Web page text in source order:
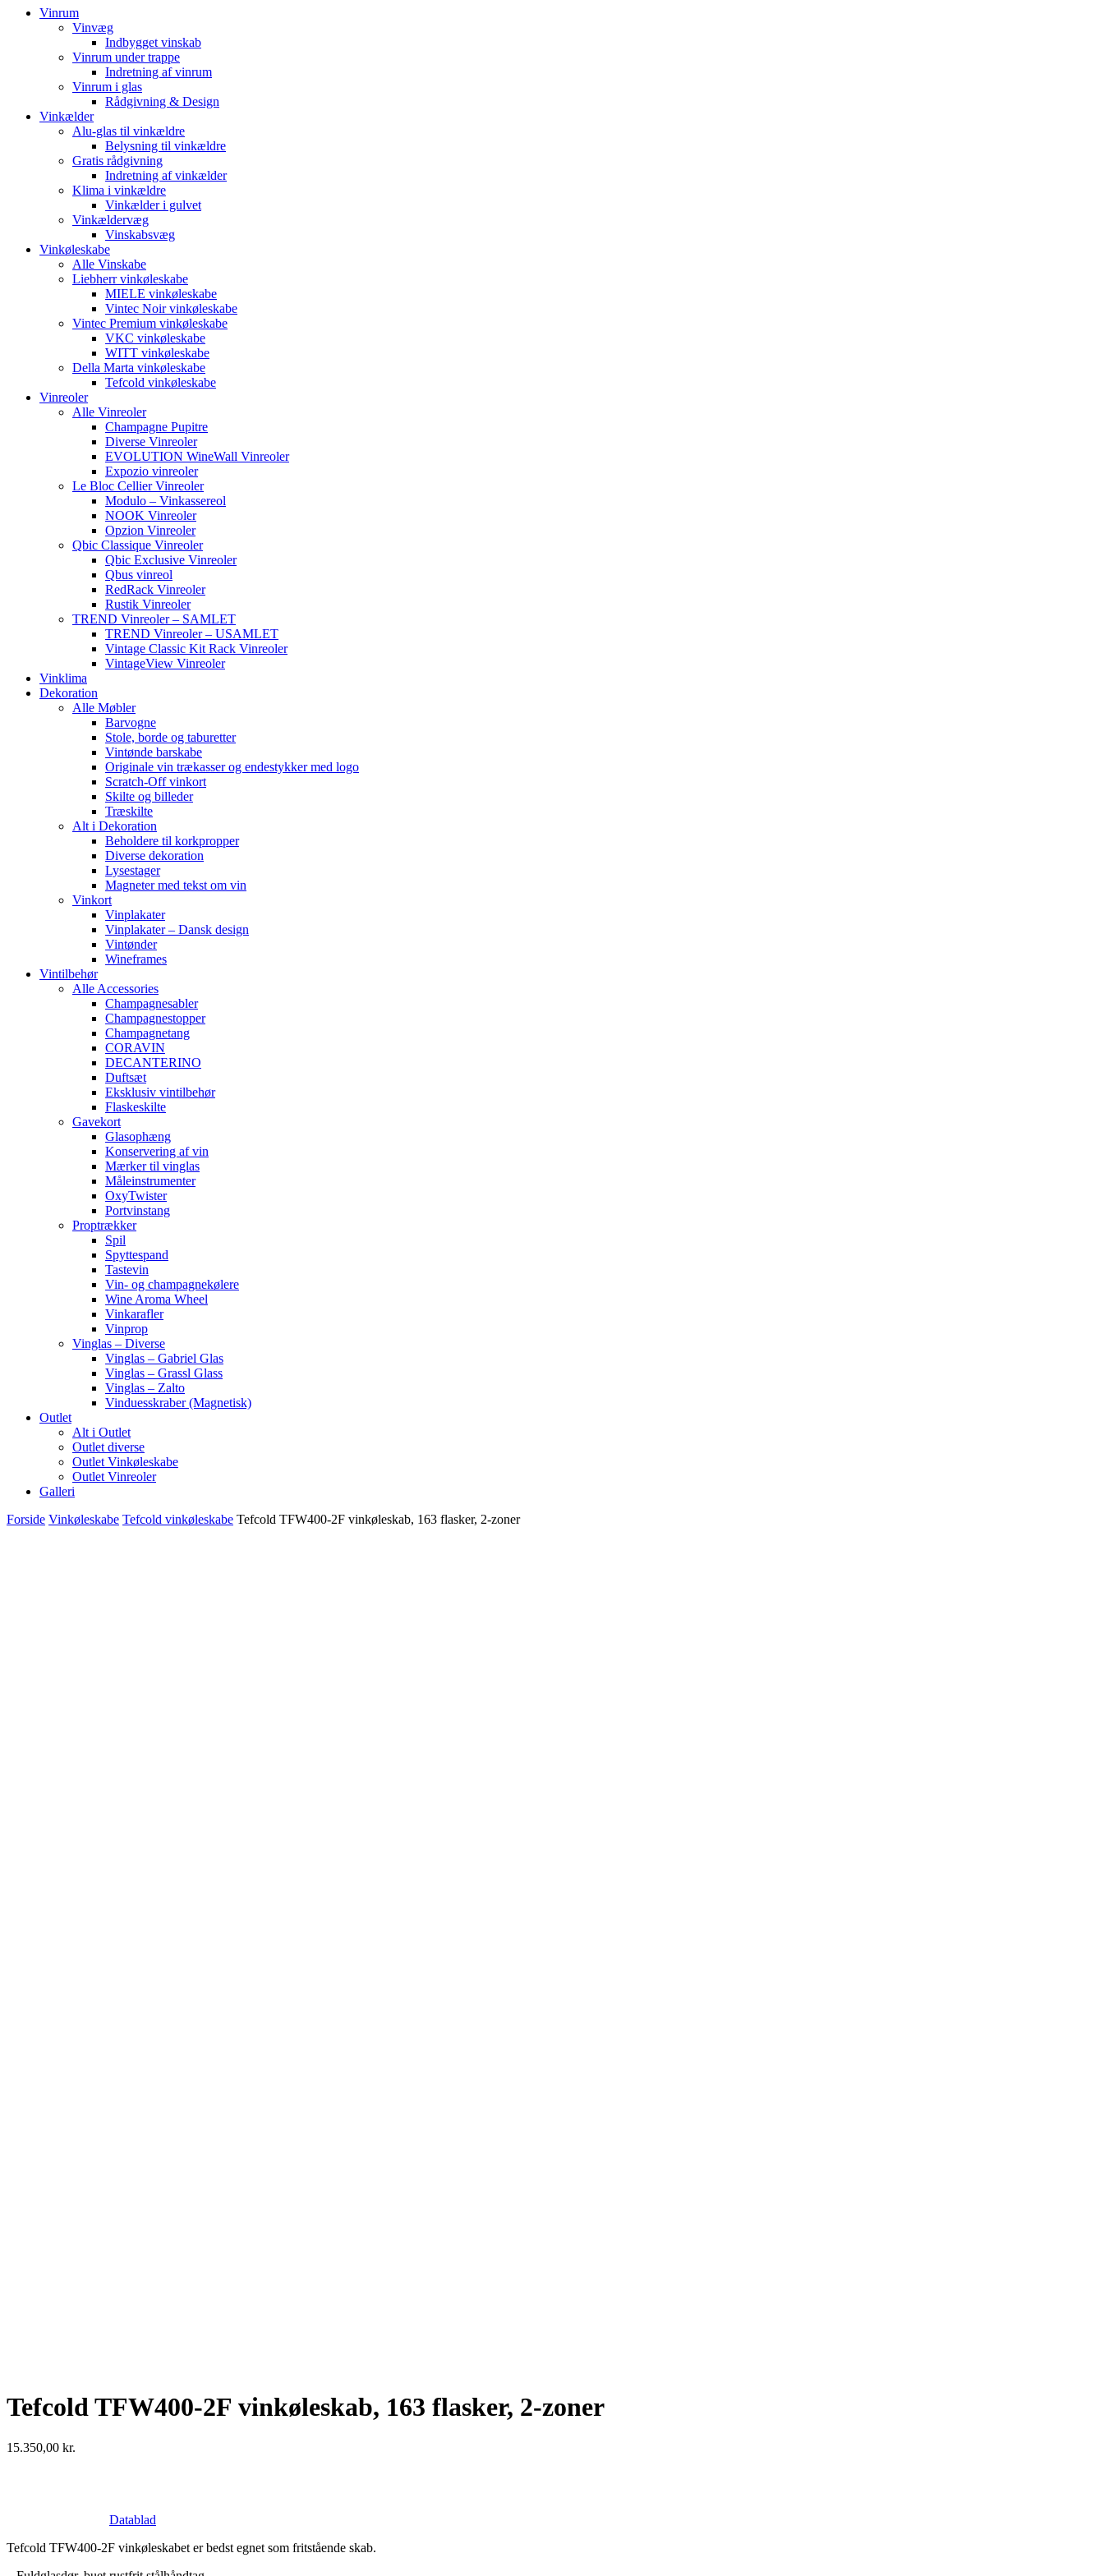
Vinrum
Vinvæg
Indbygget vinskab
Vinrum under trappe
Indretning af vinrum
Vinrum i glas
Rådgivning & Design
Vinkælder
Alu-glas til vinkældre
Belysning til vinkældre
Gratis rådgivning
Indretning af vinkælder
Klima i vinkældre
Vinkælder i gulvet
Vinkældervæg
Vinskabsvæg
Vinkøleskabe
Alle Vinskabe
Liebherr vinkøleskabe
MIELE vinkøleskabe
Vintec Noir vinkøleskabe
Vintec Premium vinkøleskabe
VKC vinkøleskabe
WITT vinkøleskabe
Della Marta vinkøleskabe
Tefcold vinkøleskabe
Vinreoler
Alle Vinreoler
Champagne Pupitre
Diverse Vinreoler
EVOLUTION WineWall Vinreoler
Expozio vinreoler
Le Bloc Cellier Vinreoler
Modulo – Vinkassereol
NOOK Vinreoler
Opzion Vinreoler
Qbic Classique Vinreoler
Qbic Exclusive Vinreoler
Qbus vinreol
RedRack Vinreoler
Rustik Vinreoler
TREND Vinreoler – SAMLET
TREND Vinreoler – USAMLET
Vintage Classic Kit Rack Vinreoler
VintageView Vinreoler
Vinklima
Dekoration
Alle Møbler
Barvogne
Stole, borde og taburetter
Vintønde barskabe
Originale vin trækasser og endestykker med logo
Scratch-Off vinkort
Skilte og billeder
Træskilte
Alt i Dekoration
Beholdere til korkpropper
Diverse dekoration
Lysestager
Magneter med tekst om vin
Vinkort
Vinplakater
Vinplakater – Dansk design
Vintønder
Wineframes
Vintilbehør
Alle Accessories
Champagnesabler
Champagnestopper
Champagnetang
CORAVIN
DECANTERINO
Duftsæt
Eksklusiv vintilbehør
Flaskeskilte
Gavekort
Glasophæng
Konservering af vin
Mærker til vinglas
Måleinstrumenter
OxyTwister
Portvinstang
Proptrækker
Spil
Spyttespand
Tastevin
Vin- og champagnekølere
Wine Aroma Wheel
Vinkarafler
Vinprop
Vinglas – Diverse
Vinglas – Gabriel Glas
Vinglas – Grassl Glass
Vinglas – Zalto
Vinduesskraber (Magnetisk)
Outlet
Alt i Outlet
Outlet diverse
Outlet Vinkøleskabe
Outlet Vinreoler
Galleri
Forside Vinkøleskabe Tefcold vinkøleskabe Tefcold TFW400-2F vinkøleskab, 163 flasker, 2-zoner
Tefcold TFW400-2F vinkøleskab, 163 flasker, 2-zoner
15.350,00 kr.
Datablad
Tefcold TFW400-2F vinkøleskabet er bedst egnet som fritstående skab.